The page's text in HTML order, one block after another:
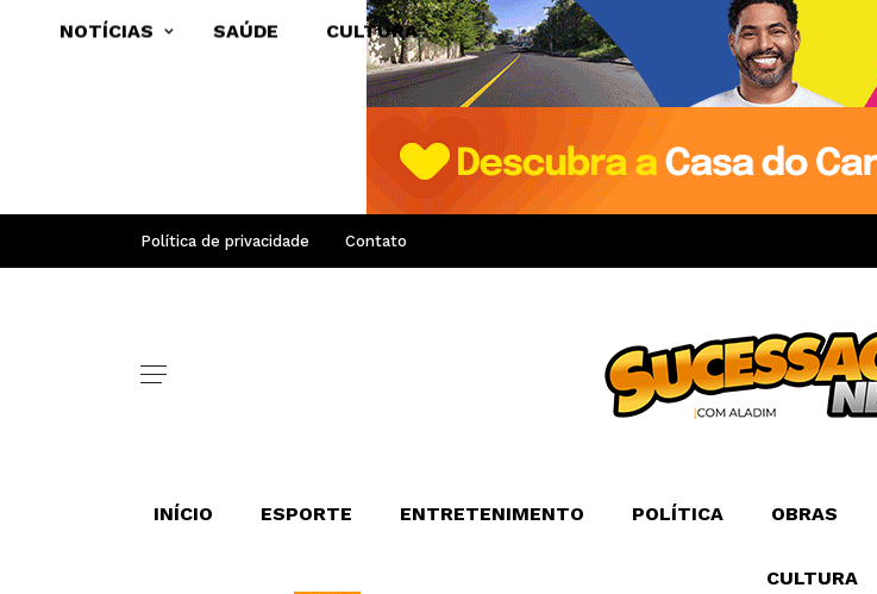
Política de privacidade Contato
INÍCIO ESPORTE ENTRETENIMENTO POLÍTICA OBRAS
CULTURA
NOTÍCIAS SAÚDE CULTURA